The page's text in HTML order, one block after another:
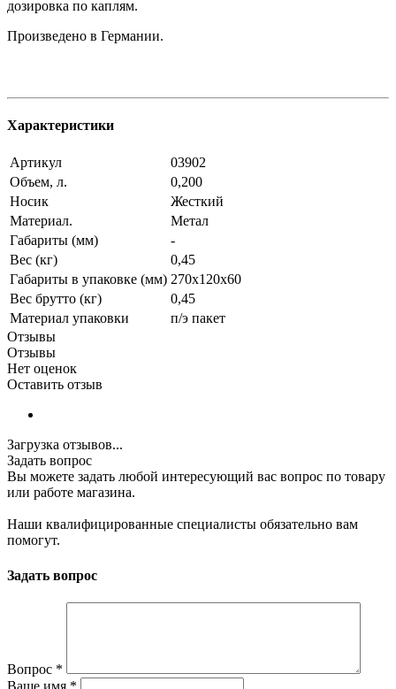
дозировка по каплям.
Произведено в Германии.
Характеристики
Артикул
03902
Объем, л.
0,200
Носик
Жесткий
Материал.
Метал
Габариты (мм)
-
Вес (кг)
0,45
Габариты в упаковке (мм) 270х120х60
Вес брутто (кг)
0,45
Материал упаковки
п/э пакет
Отзывы
Отзывы
Нет оценок
Оставить отзыв
Загрузка отзывов...
Задать вопрос
Вы можете задать любой интересующий вас вопрос по товару
или работе магазина.
Наши квалифицированные специалисты обязательно вам
помогут.
Задать вопрос
Вопрос *
Ваше имя *